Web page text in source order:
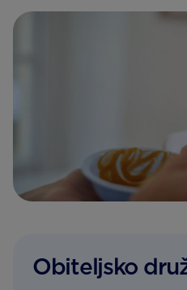
Obiteljsko